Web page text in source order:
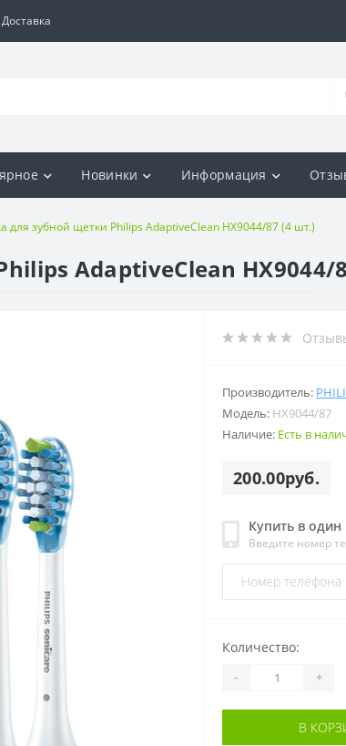
Доставка
Новинки Информация
для зубной щетки Philips AdaptiveClean HX9044/87 (4 шт.)
AdaptiveClean HX9044/
Производитель:
Модель: HX9044/87
Наличие: Есть в
200.00руб.
Купить в один
Введите номер
Количество:
- +
В